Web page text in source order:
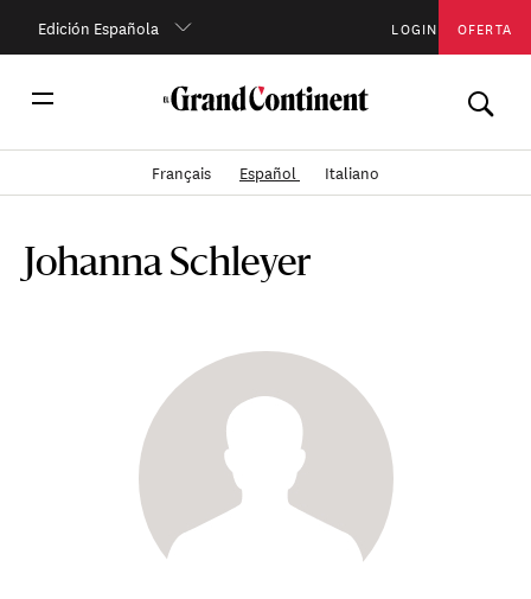
Edición Española LOGIN OFERTA
Français Español Italiano
Johanna Schleyer